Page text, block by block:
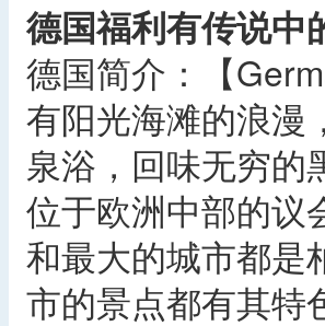
德国福利有传说中
德国简介：【
有阳光海滩的浪漫
泉浴，回味无穷的
位于欧洲中部的议
和最大的城市都是
市的景点都有其特